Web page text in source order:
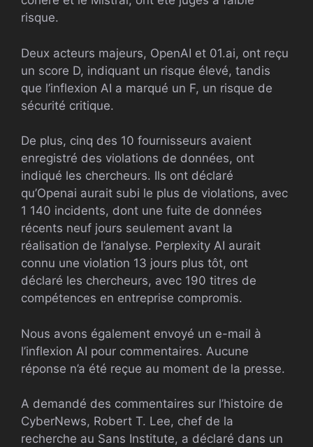
risque.
Deux acteurs majeurs, OpenAI et 01.ai, ont reçu
un score D, indiquant un risque élevé, tandis
que l’inflexion AI a marqué un F, un risque de
sécurité critique.
De plus, cinq des 10 fournisseurs avaient
enregistré des violations de données, ont
indiqué les chercheurs. Ils ont déclaré
qu’Openai aurait subi le plus de violations, avec
1 140 incidents, dont une fuite de données
récents neuf jours seulement avant la
réalisation de l’analyse. Perplexity AI aurait
connu une violation 13 jours plus tôt, ont
déclaré les chercheurs, avec 190 titres de
compétences en entreprise compromis.
Nous avons également envoyé un e-mail à
l’inflexion AI pour commentaires. Aucune
réponse n’a été reçue au moment de la presse.
A demandé des commentaires sur l’histoire de
CyberNews, Robert T. Lee, chef de la
recherche au Sans Institute, a déclaré dans un